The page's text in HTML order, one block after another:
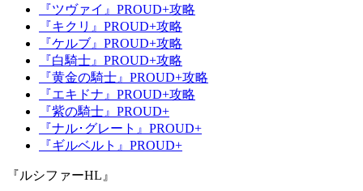
『ツヴァイ』PROUD+攻略
『キクリ』PROUD+攻略
『ケルブ』PROUD+攻略
『白騎士』PROUD+攻略
『黄金の騎士』PROUD+攻略
『エキドナ』PROUD+攻略
『紫の騎士』PROUD+
『ナル･グレート』PROUD+
『ギルベルト』PROUD+
『ルシファーHL』